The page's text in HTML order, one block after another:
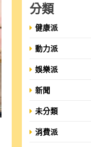
分類
健康派
動力派
娛樂派
新聞
未分類
消費派